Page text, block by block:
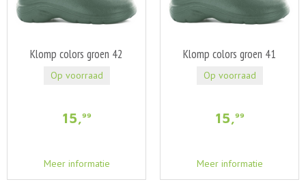
Klomp colors groen 42
15,99
Meer informatie
Op voorraad
Klomp colors groen 41
15,99
Meer informatie
Op voorraad